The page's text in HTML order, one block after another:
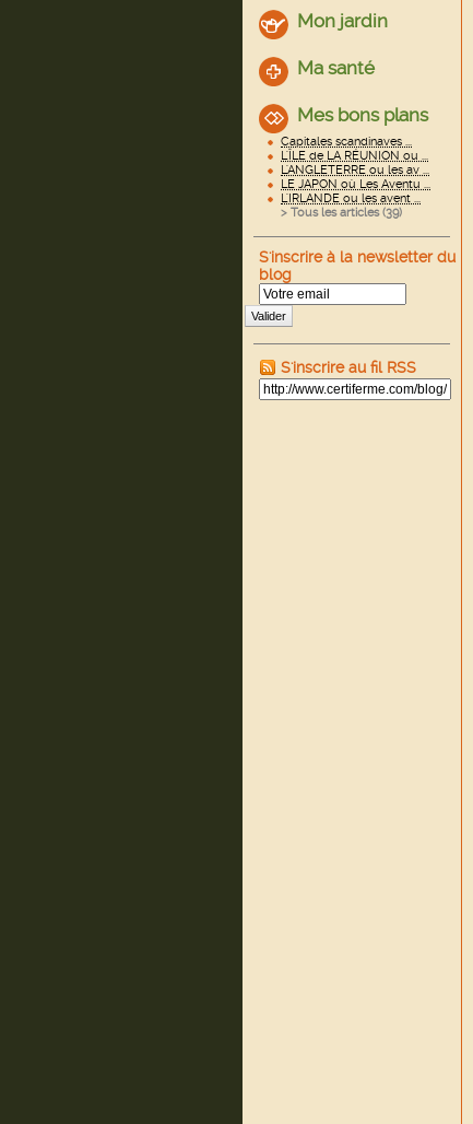
Mon jardin
Ma santé
Mes bons plans
Capitales scandinaves ...
L'ÎLE de LA RÉUNION ou ...
L'ANGLETERRE ou les av ...
LE JAPON où Les Aventu ...
L'IRLANDE ou les avent ...
> Tous les articles (39)
S'inscrire à la newsletter du
blog
Valider
S'inscrire au fil RSS